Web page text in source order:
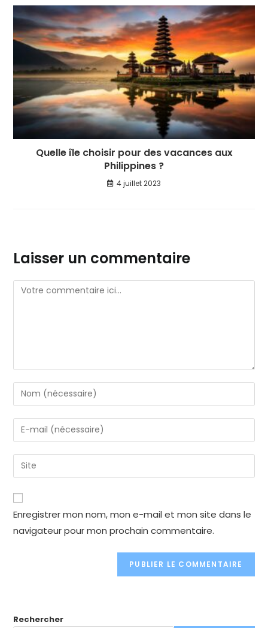
Quelle île choisir pour des vacances aux
Philippines ?
4 juillet 2023
Laisser un commentaire
Comment
Enter
your
name
or
to
comment
Enter
your
email
address
comment
Enter
your
website
URL
(optional)
Enregistrer mon nom, mon e-mail et mon site dans le
navigateur pour mon prochain commentaire.
Rechercher